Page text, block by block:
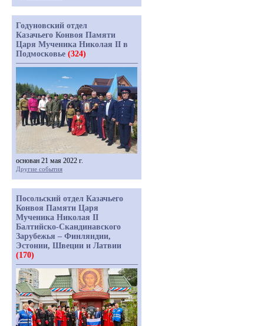
Годуновский отдел
Казачьего Конвоя Памяти
Царя Мученика Николая II в
Подмосковье (324)
основан 21 мая 2022 г.
Другие события
Посольский отдел Казачьего
Конвоя Памяти Царя
Мученика Николая II
Балтийско-Скандинавского
Зарубежья – Финляндии,
Эстонии, Швеции и Латвии
(170)